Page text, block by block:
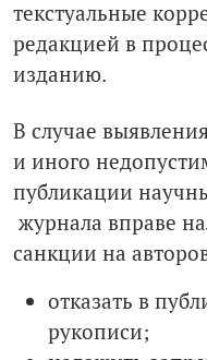
текстуальные
редакцией в
изданию.
В случае
и иного
публикации
журнала вправе
санкции на
отказать в
рукописи;